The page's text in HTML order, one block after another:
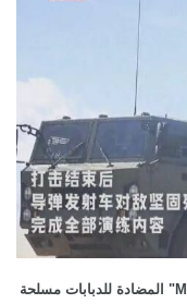
أخبار: الجيش الصيني يكشف عن مركبة "MV3 4x4" المضادة للدبابات مسلحة